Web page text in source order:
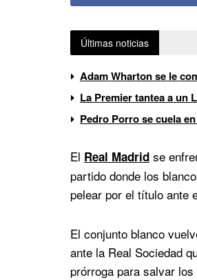
Últimas noticias
Adam Wharton se le
La Premier tantea a un
Pedro Porro se cuela
El Real Madrid se
partido donde los
pelear por el título ante
El conjunto blanco
ante la Real Sociedad
prórroga para salvar